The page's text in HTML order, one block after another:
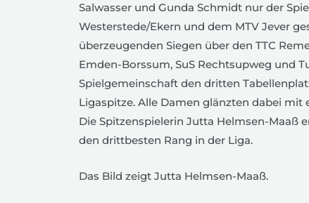
Salwasser und Gunda Schmidt nur der
Westerstede/Ekern und dem MTV Jever
überzeugenden Siegen über den TTC
Emden-Borssum, SuS Rechtsupweg und
Spielgemeinschaft den dritten
Ligaspitze. Alle Damen glänzten dabei mit
Die Spitzenspielerin Jutta Helmsen-Maaß
den drittbesten Rang in der Liga.
Das Bild zeigt Jutta Helmsen-Maaß.